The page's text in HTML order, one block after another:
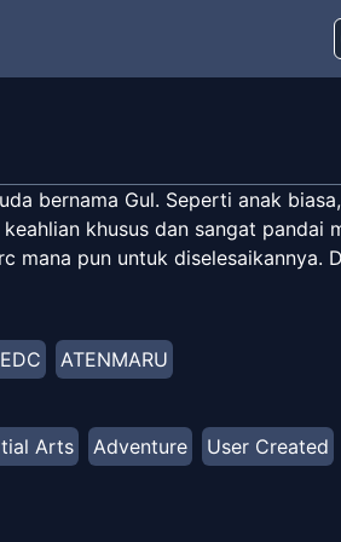
bernama Gul. Seperti anak
khusus dan sangat pandai
mana pun untuk diselesaikannya.
ATENMARU
Arts Adventure User Created